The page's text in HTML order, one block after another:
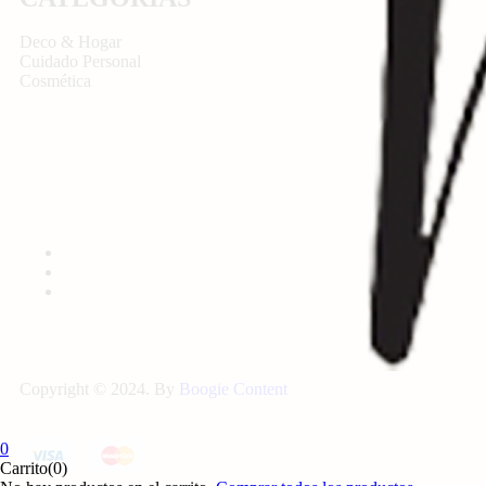
0
Carrito(0)
Deco & Hogar
Cuidado Personal
Cosmética
Copyright © 2024. By Boogie Content